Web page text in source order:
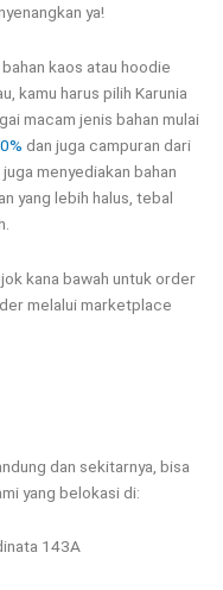
ya!
kaos atau hoodie
kamu harus pilih Karunia
macam jenis bahan mulai
dan juga campuran dari
menyediakan bahan
yang lebih halus, tebal
kana bawah untuk order
melalui marketplace
dan sekitarnya, bisa
yang belokasi di:
143A